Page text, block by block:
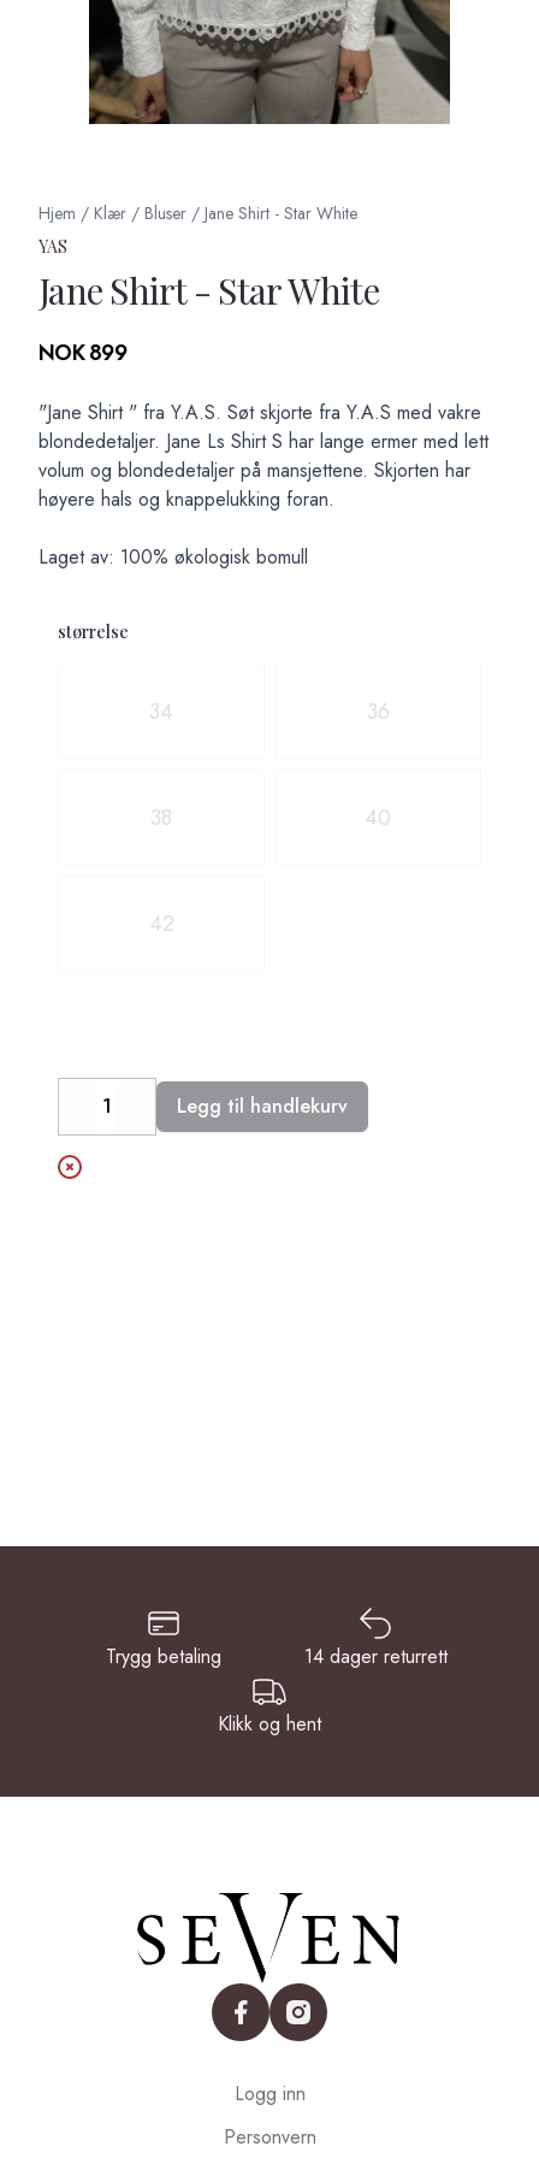
Hjem / Klær / Bluser / Jane Shirt - Star White
YAS
Jane Shirt - Star White
Produktdetaljer
NOK 899
Description
"Jane Shirt " fra Y.A.S. Søt skjorte fra Y.A.S med vakre
blondedetaljer. Jane Ls Shirt S har lange ermer med lett
volum og blondedetaljer på mansjettene. Skjorten har
høyere hals og knappelukking foran.
Laget av: 100% økologisk bomull
størrelse
34 36
38 40
42
DecreaseIncreaseLegg til handlekurv
Trygg betaling 14 dager returrett
Klikk og hent
facebookinstagram
Logg inn
Personvern